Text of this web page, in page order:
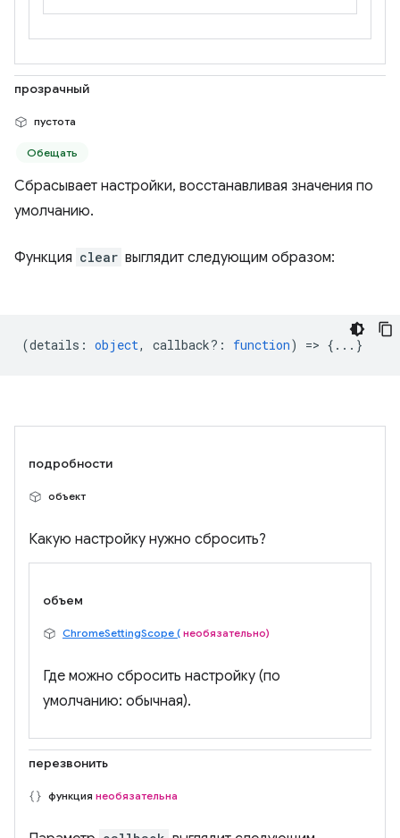
прозрачный
пустота
Обещать
Сбрасывает настройки, восстанавливая значения по
умолчанию.
Функция clear выглядит следующим образом:
(details : object, callback? : function) => {...}
подробности
объект
Какую настройку нужно сбросить?
объем
ChromeSettingScope ( необязательно)
Где можно сбросить настройку (по
умолчанию: обычная).
перезвонить
функция необязательна